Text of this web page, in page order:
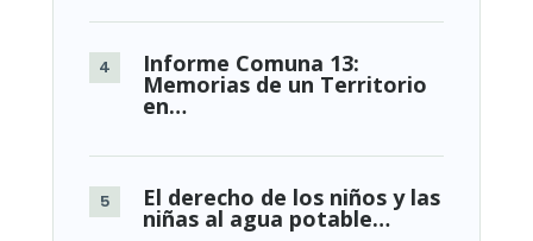
Informe Comuna 13:
Memorias de un Territorio
en…
El derecho de los niños y las
niñas al agua potable…